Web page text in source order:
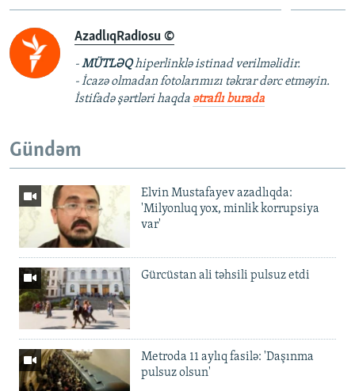
AzadlıqRadiosu ©
-MÜTLƏQhiperlinklə istinad verilməlidir.
- İcazə olmadan fotolarımızı təkrar dərc etməyin.
İstifadə şərtləri haqda ətraflı burada
Gündəm
Elvin Mustafayev azadlıqda:
'Milyonluq yox, minlik korrupsiya
var'
Gürcüstan ali təhsili pulsuz etdi
Metroda 11 aylıq fasilə: 'Daşınma
pulsuz olsun'